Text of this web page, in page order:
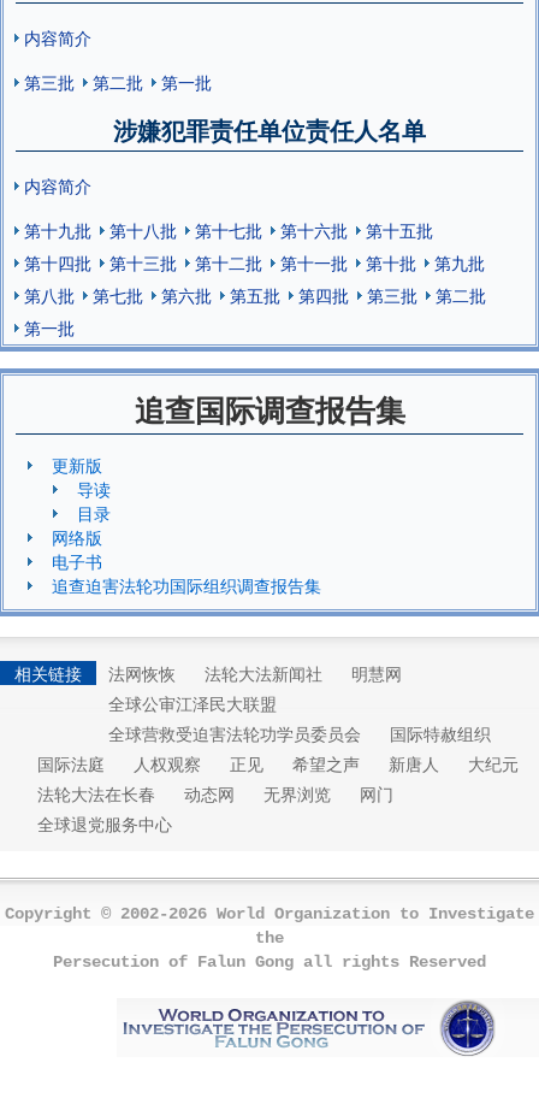
内容简介
第三批
第二批 第一批
涉嫌犯罪责任单位责任人名单
内容简介
第十九批
第十八批 第十七批 第十六批
第十五批
第十四批
第十三批 第十二批 第十一批 第十批
第九批
第八批
第七批 第六批 第五批 第四批 第三批
第二批
第一批
追查国际调查报告集
更新版
导读
目录
网络版
电子书
追查迫害法轮功国际组织调查报告集
相关链接 法网恢恢 法轮大法新闻社
明慧网
全球公审江泽民大联盟
全球营救受迫害法轮功学员委员会
国际特赦组织
国际法庭
人权观察 正见 希望之声 新唐人
大纪元
法轮大法在长春
动态网 无界浏览
网门
全球退党服务中心
Copyright © 2002-2026 World Organization to Investigate
the
Persecution of Falun Gong all rights Reserved